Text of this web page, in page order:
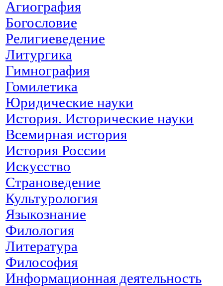
Агиография
Богословие
Религиеведение
Литургика
Гимнография
Гомилетика
Юридические науки
История. Исторические науки
Всемирная история
История России
Искусство
Страноведение
Культурология
Языкознание
Филология
Литература
Философия
Информационная деятельность